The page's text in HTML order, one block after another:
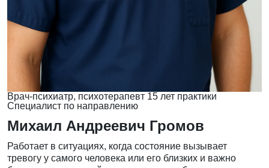
Врач-психиатр, психотерапевт 15 лет практики
Специалист по направлению
Михаил Андреевич Громов
Работает в ситуациях, когда состояние вызывает
тревогу у самого человека или его близких и важно